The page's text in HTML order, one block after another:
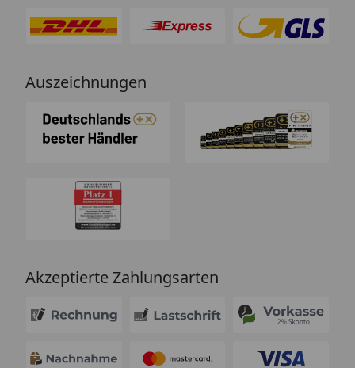
Auszeichnungen
Akzeptierte Zahlungsarten